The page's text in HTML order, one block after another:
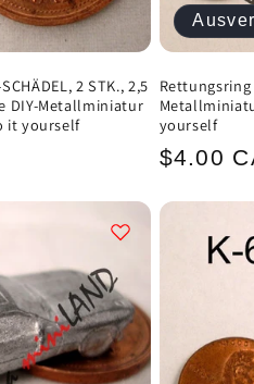
2 STK., 2,5
DIY-Metallminiatur
it yourself
yourself
$4.00